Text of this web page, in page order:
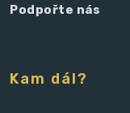
Podpořte nás
Kam dál?